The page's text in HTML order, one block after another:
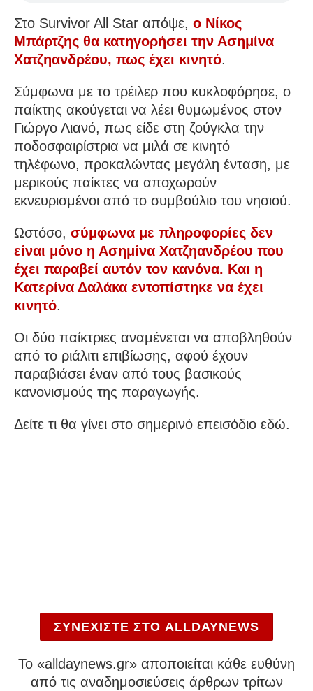
Στο Survivor All Star απόψε, ο Νίκος
Μπάρτζης θα κατηγορήσει την Ασημίνα
Χατζηανδρέου, πως έχει κινητό.
Σύμφωνα με το τρέιλερ που κυκλοφόρησε, ο
παίκτης ακούγεται να λέει θυμωμένος στον
Γιώργο Λιανό, πως είδε στη ζούγκλα την
ποδοσφαιρίστρια να μιλά σε κινητό
τηλέφωνο, προκαλώντας μεγάλη ένταση, με
μερικούς παίκτες να αποχωρούν
εκνευρισμένοι από το συμβούλιο του νησιού.
Ωστόσο, σύμφωνα με πληροφορίες δεν
είναι μόνο η Ασημίνα Χατζηανδρέου που
έχει παραβεί αυτόν τον κανόνα. Και η
Κατερίνα Δαλάκα εντοπίστηκε να έχει
κινητό.
Οι δύο παίκτριες αναμένεται να αποβληθούν
από το ριάλιτι επιβίωσης, αφού έχουν
παραβιάσει έναν από τους βασικούς
κανονισμούς της παραγωγής.
Δείτε τι θα γίνει στο σημερινό επεισόδιο εδώ.
ΣΥΝΕΧΙΣΤΕ ΣΤΟ ALLDAYNEWS
To «alldaynews.gr» αποποιείται κάθε ευθύνη
από τις αναδημοσιεύσεις άρθρων τρίτων